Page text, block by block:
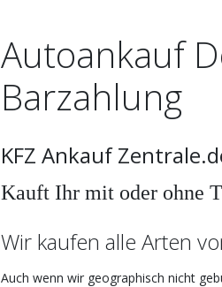
Autoankauf
Barzahlung
KFZ Ankauf
Kauft Ihr mit oder ohne
Wir kaufen alle Arten
Auch wenn wir geographisch nicht